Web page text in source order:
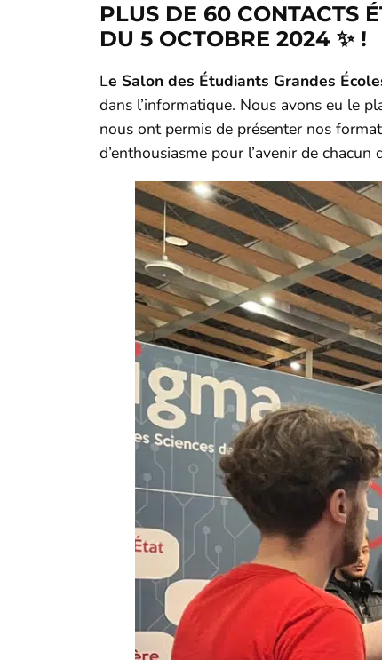
PLUS DE 60 CONTACTS
DU 5 OCTOBRE 2024 ✨ !
Le Salon des Étudiants Grandes
dans l’informatique. Nous avons eu le
nous ont permis de présenter nos
d’enthousiasme pour l’avenir de chacun